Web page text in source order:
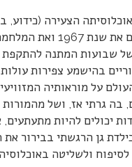
הצעירה (כידוע,
ממבוגרנו);
של שבועות המתנה
בהישמע צפירות
על מוראותיה
בה גרתי אז, ושל
יכולים להיות
גן הרגשתי בבירור
לסיפוח ולשליטה